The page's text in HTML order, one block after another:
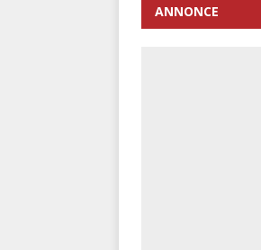
ANNONCE